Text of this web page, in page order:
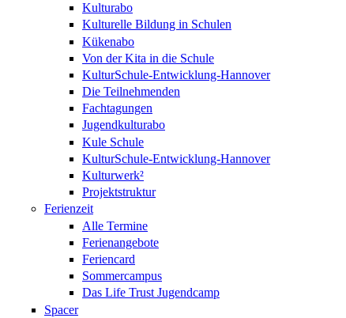
Kulturabo
Kulturelle Bildung in Schulen
Kükenabo
Von der Kita in die Schule
KulturSchule-Entwicklung-Hannover
Die Teilnehmenden
Fachtagungen
Jugendkulturabo
Kule Schule
KulturSchule-Entwicklung-Hannover
Kulturwerk²
Projektstruktur
Ferienzeit
Alle Termine
Ferienangebote
Feriencard
Sommercampus
Das Life Trust Jugendcamp
Spacer